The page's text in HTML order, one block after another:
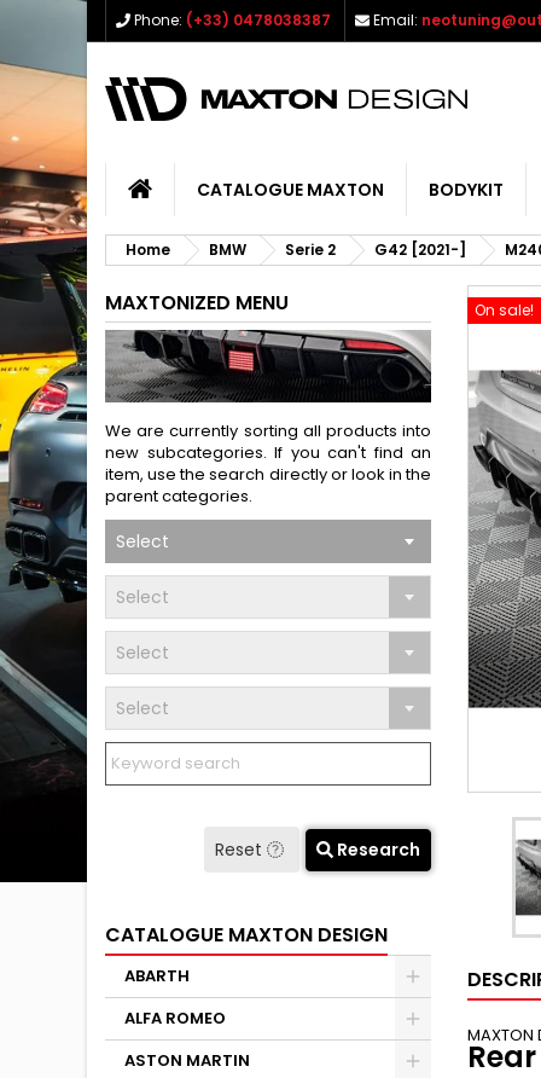
Phone: (+33) 0478038387 Email:
CATALOGUE MAXTON BODYKIT
Home BMW Serie 2 G42 [2021-]
MAXTONIZED MENU
We are currently sorting all products into
new subcategories. If you can't find an
item, use the search directly or look in the
parent categories.
Select
Select
Select
Select
Reset Research
CATALOGUE MAXTON DESIGN
ABARTH
ALFA ROMEO
ASTON MARTIN
On sale!
MAXTON